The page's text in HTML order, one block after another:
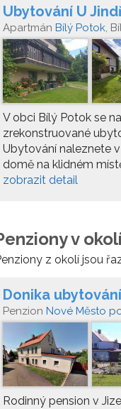
Ubytování U
Apartmán Bílý Potok,
V obci Bílý Potok se
zrekonstruované
Ubytování naleznete
domě na klidném
zobrazit detail
v
z okolí jsou
Donika ubytování
Penzion Nové Město
65 Nové Město pod
Rodinný pension v